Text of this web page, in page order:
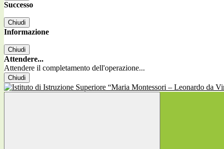
Successo
Chiudi
Informazione
Chiudi
Attendere...
Attendere il completamento dell'operazione...
Chiudi